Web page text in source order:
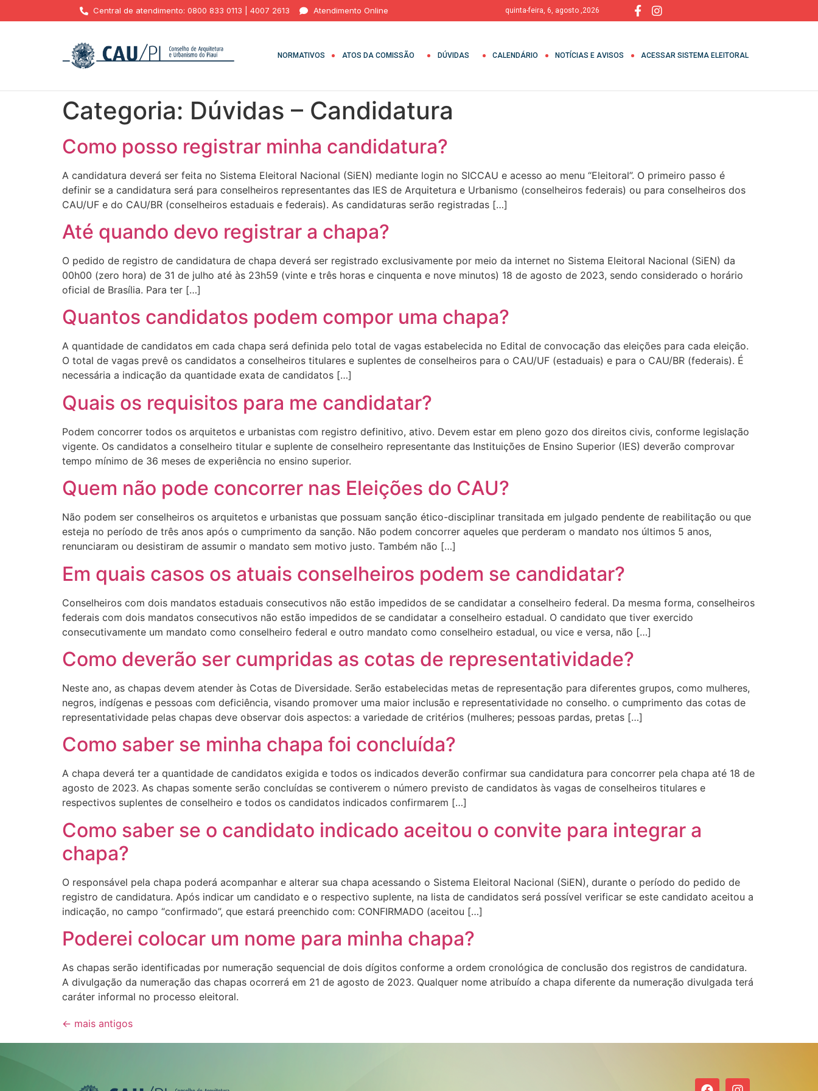
Central de atendimento: 0800 833 0113 | 4007 2613 Atendimento Online quinta-feira, 6, agosto ,2026
NORMATIVOS ATOS DA COMISSÃO DÚVIDAS CALENDÁRIO NOTÍCIAS E AVISOS ACESSAR SISTEMA ELEITORAL
Categoria: Dúvidas – Candidatura
Como posso registrar minha candidatura?
A candidatura deverá ser feita no Sistema Eleitoral Nacional (SiEN) mediante login no SICCAU e acesso ao menu “Eleitoral”. O primeiro passo é
definir se a candidatura será para conselheiros representantes das IES de Arquitetura e Urbanismo (conselheiros federais) ou para conselheiros dos
CAU/UF e do CAU/BR (conselheiros estaduais e federais). As candidaturas serão registradas […]
Até quando devo registrar a chapa?
O pedido de registro de candidatura de chapa deverá ser registrado exclusivamente por meio da internet no Sistema Eleitoral Nacional (SiEN) da
00h00 (zero hora) de 31 de julho até às 23h59 (vinte e três horas e cinquenta e nove minutos) 18 de agosto de 2023, sendo considerado o horário
oficial de Brasília. Para ter […]
Quantos candidatos podem compor uma chapa?
A quantidade de candidatos em cada chapa será definida pelo total de vagas estabelecida no Edital de convocação das eleições para cada eleição.
O total de vagas prevê os candidatos a conselheiros titulares e suplentes de conselheiros para o CAU/UF (estaduais) e para o CAU/BR (federais). É
necessária a indicação da quantidade exata de candidatos […]
Quais os requisitos para me candidatar?
Podem concorrer todos os arquitetos e urbanistas com registro definitivo, ativo. Devem estar em pleno gozo dos direitos civis, conforme legislação
vigente. Os candidatos a conselheiro titular e suplente de conselheiro representante das Instituições de Ensino Superior (IES) deverão comprovar
tempo mínimo de 36 meses de experiência no ensino superior.
Quem não pode concorrer nas Eleições do CAU?
Não podem ser conselheiros os arquitetos e urbanistas que possuam sanção ético-disciplinar transitada em julgado pendente de reabilitação ou que
esteja no período de três anos após o cumprimento da sanção. Não podem concorrer aqueles que perderam o mandato nos últimos 5 anos,
renunciaram ou desistiram de assumir o mandato sem motivo justo. Também não […]
Em quais casos os atuais conselheiros podem se candidatar?
Conselheiros com dois mandatos estaduais consecutivos não estão impedidos de se candidatar a conselheiro federal. Da mesma forma, conselheiros
federais com dois mandatos consecutivos não estão impedidos de se candidatar a conselheiro estadual. O candidato que tiver exercido
consecutivamente um mandato como conselheiro federal e outro mandato como conselheiro estadual, ou vice e versa, não […]
Como deverão ser cumpridas as cotas de representatividade?
Neste ano, as chapas devem atender às Cotas de Diversidade. Serão estabelecidas metas de representação para diferentes grupos, como mulheres,
negros, indígenas e pessoas com deficiência, visando promover uma maior inclusão e representatividade no conselho. o cumprimento das cotas de
representatividade pelas chapas deve observar dois aspectos: a variedade de critérios (mulheres; pessoas pardas, pretas […]
Como saber se minha chapa foi concluída?
A chapa deverá ter a quantidade de candidatos exigida e todos os indicados deverão confirmar sua candidatura para concorrer pela chapa até 18 de
agosto de 2023. As chapas somente serão concluídas se contiverem o número previsto de candidatos às vagas de conselheiros titulares e
respectivos suplentes de conselheiro e todos os candidatos indicados confirmarem […]
Como saber se o candidato indicado aceitou o convite para integrar a
chapa?
O responsável pela chapa poderá acompanhar e alterar sua chapa acessando o Sistema Eleitoral Nacional (SiEN), durante o período do pedido de
registro de candidatura. Após indicar um candidato e o respectivo suplente, na lista de candidatos será possível verificar se este candidato aceitou a
indicação, no campo “confirmado”, que estará preenchido com: CONFIRMADO (aceitou […]
Poderei colocar um nome para minha chapa?
As chapas serão identificadas por numeração sequencial de dois dígitos conforme a ordem cronológica de conclusão dos registros de candidatura.
A divulgação da numeração das chapas ocorrerá em 21 de agosto de 2023. Qualquer nome atribuído a chapa diferente da numeração divulgada terá
caráter informal no processo eleitoral.
← mais antigos